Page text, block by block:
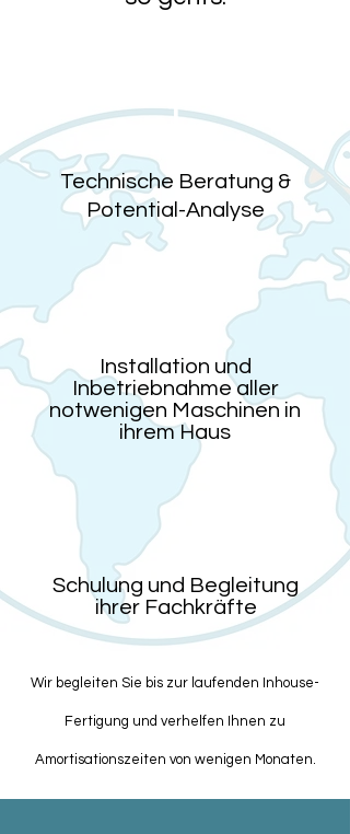
1
Technische Beratung &
Potential-Analyse
Installation und
Inbetriebnahme aller
notwenigen Maschinen in
ihrem Haus
Schulung und Begleitung
ihrer Fachkräfte
Wir begleiten Sie bis zur laufenden Inhouse-
Fertigung und verhelfen Ihnen zu
Amortisationszeiten von wenigen Monaten.